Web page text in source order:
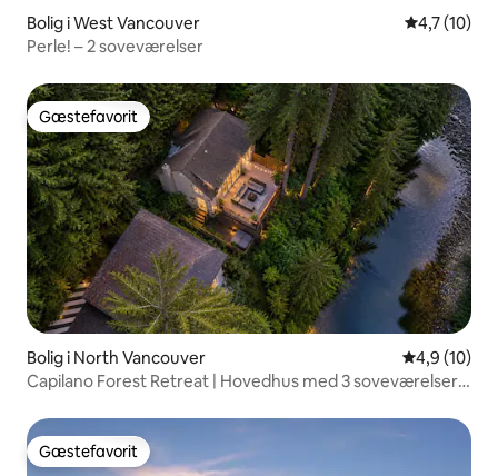
Bolig i West Vancouver 4,7 ud af 5
4,7 (10)
Perle! – 2 soveværelser
Gæstefavorit
Gæstefavorit
Bolig i North Vancouver 4,9 ud af 5 i
4,9 (10)
Capilano Forest Retreat | Hovedhus med 3 soveværelser
Gæstefavorit
Gæstefavorit